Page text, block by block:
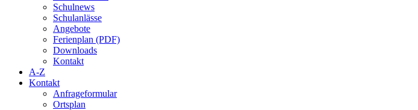
Schulnews
Schulanlässe
Angebote
Ferienplan (PDF)
Downloads
Kontakt
A-Z
Kontakt
Anfrageformular
Ortsplan